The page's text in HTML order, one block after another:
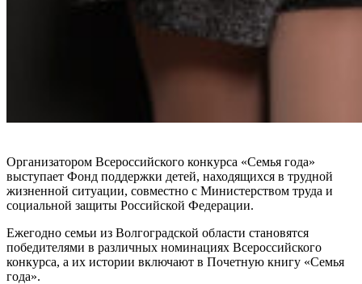
Организатором Всероссийского конкурса «Семья года»
выступает Фонд поддержки детей, находящихся в трудной
жизненной ситуации, совместно с Министерством труда и
социальной защиты Российской Федерации.
Ежегодно семьи из Волгоградской области становятся
победителями в различных номинациях Всероссийского
конкурса, а их истории включают в Почетную книгу «Семья
года».